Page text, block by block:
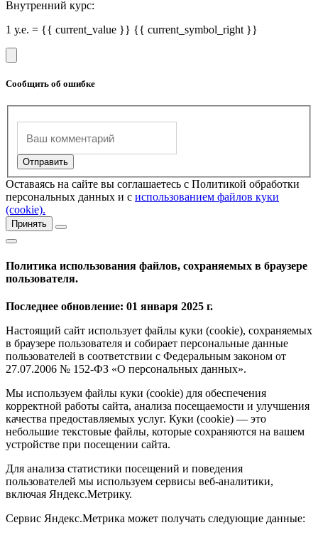
Внутренний курс:
1 у.е. = {{ current_value }} {{ current_symbol_right }}
Сообщить об ошибке
Оставаясь на сайте вы соглашаетесь с Политикой обработки
персональных данных и с использованием файлов куки
(cookie).
Принять
Политика использования файлов, сохраняемых в браузере
пользователя.
Последнее обновление: 01 января 2025 г.
Настоящий сайт использует файлы куки (cookie), сохраняемых
в браузере пользователя и собирает персональные данные
пользователей в соответствии с Федеральным законом от
27.07.2006 № 152-ФЗ «О персональных данных».
Мы используем файлы куки (cookie) для обеспечения
корректной работы сайта, анализа посещаемости и улучшения
качества предоставляемых услуг. Куки (cookie) — это
небольшие текстовые файлы, которые сохраняются на вашем
устройстве при посещении сайта.
Для анализа статистики посещений и поведения
пользователей мы используем сервисы веб-аналитики,
включая Яндекс.Метрику.
Сервис Яндекс.Метрика может получать следующие данные: